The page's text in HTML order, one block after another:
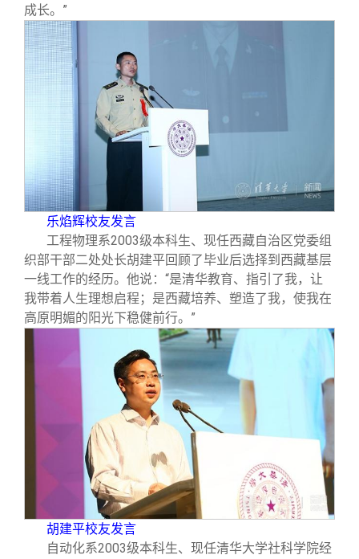
成长。”
乐焰辉校友发言
工程物理系2003级本科生、现任西藏自治区党委组
织部干部二处处长胡建平回顾了毕业后选择到西藏基层
一线工作的经历。他说：“是清华教育、指引了我，让
我带着人生理想启程；是西藏培养、塑造了我，使我在
高原明媚的阳光下稳健前行。”
胡建平校友发言
自动化系2003级本科生、现任清华大学社科学院经